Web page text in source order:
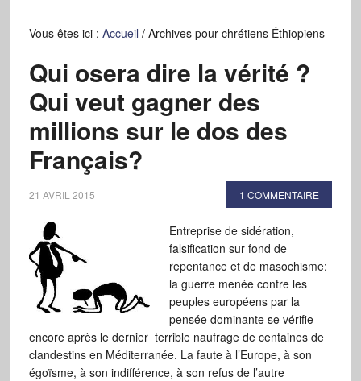
Vous êtes ici : Accueil /Archives pour chrétiens Éthiopiens
Qui osera dire la vérité ?
Qui veut gagner des
millions sur le dos des
Français?
21 AVRIL 2015 1 COMMENTAIRE
Entreprise de sidération,
falsification sur fond de
repentance et de masochisme:
la guerre menée contre les
peuples européens par la
pensée dominante se vérifie
encore après le dernier terrible naufrage de centaines de
clandestins en Méditerranée. La faute à l’Europe, à son
égoïsme, à son indifférence, à son refus de l’autre